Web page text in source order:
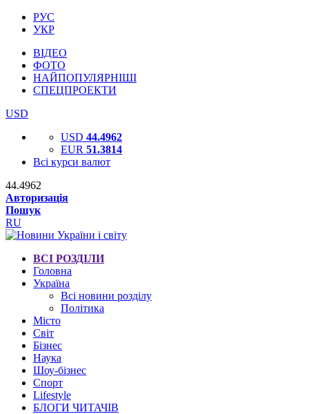
РУС
УКР
ВІДЕО
ФОТО
НАЙПОПУЛЯРНІШІ
СПЕЦПРОЕКТИ
USD
USD 44.4962
EUR 51.3814
Всі курси валют
44.4962
Авторизація
Пошук
RU
ВСІ РОЗДІЛИ
Головна
Україна
Всі новини розділу
Політика
Місто
Світ
Бізнес
Наука
Шоу-бізнес
Спорт
Lifestyle
БЛОГИ ЧИТАЧІВ